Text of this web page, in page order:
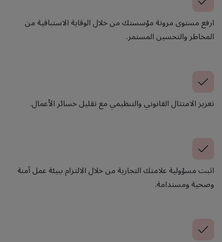
ارفع مستوى مرونة مؤسستك من خلال الوقاية الاستباقية من
المخاطر والتحسين المستمر.
تعزيز الامتثال القانوني والتنظيمي مع تقليل خسائر الأعمال.
اثبت مسؤولية علامتك التجارية من خلال الالتزام ببيئة عمل آمنة
وصحية ومستدامة.